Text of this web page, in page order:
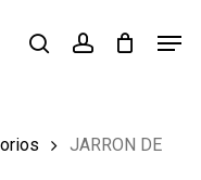
searchaccount
JARRON DE